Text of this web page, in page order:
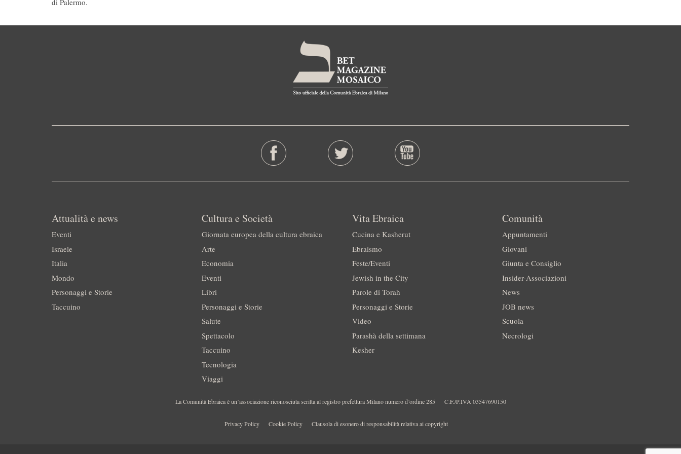
di Palermo.
Attualità e news
Eventi
Israele
Italia
Mondo
Personaggi e Storie
Taccuino
Cultura e Società
Giornata europea della cultura ebraica
Arte
Economia
Eventi
Libri
Personaggi e Storie
Salute
Spettacolo
Taccuino
Tecnologia
Viaggi
Vita Ebraica
Cucina e Kasherut
Ebraismo
Feste/Eventi
Jewish in the City
Parole di Torah
Personaggi e Storie
Video
Parashà della settimana
Kesher
Comunità
Appuntamenti
Giovani
Giunta e Consiglio
Insider-Associazioni
News
JOB news
Scuola
Necrologi
La Comunità Ebraica è un’associazione riconosciuta scritta al registro prefettura Milano numero d’ordine 285 C.F./P.IVA 03547690150
Privacy Policy Cookie Policy Clausola di esonero di responsabilità relativa ai copyright